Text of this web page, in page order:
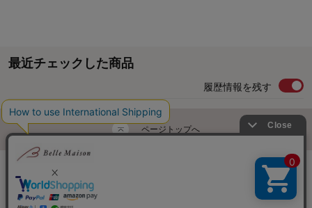
最近チェックした商品
履歴情報を残す
ページトップへ
ご利用ガイド・お知らせ
サイトマップ